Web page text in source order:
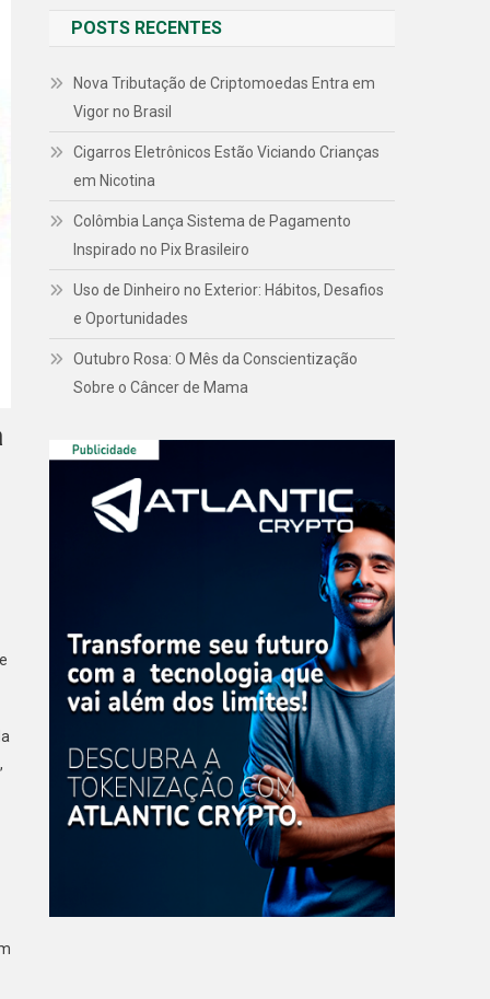
POSTS RECENTES
Nova Tributação de Criptomoedas Entra em
Vigor no Brasil
Cigarros Eletrônicos Estão Viciando Crianças
em Nicotina
Colômbia Lança Sistema de Pagamento
Inspirado no Pix Brasileiro
Uso de Dinheiro no Exterior: Hábitos, Desafios
e Oportunidades
Outubro Rosa: O Mês da Conscientização
Sobre o Câncer de Mama